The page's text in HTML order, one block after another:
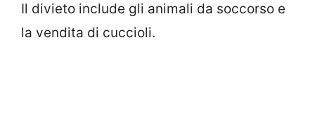
Il divieto include gli animali da soccorso e
la vendita di cuccioli.